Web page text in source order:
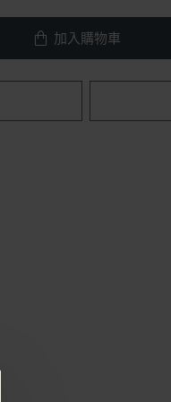
加入購物車